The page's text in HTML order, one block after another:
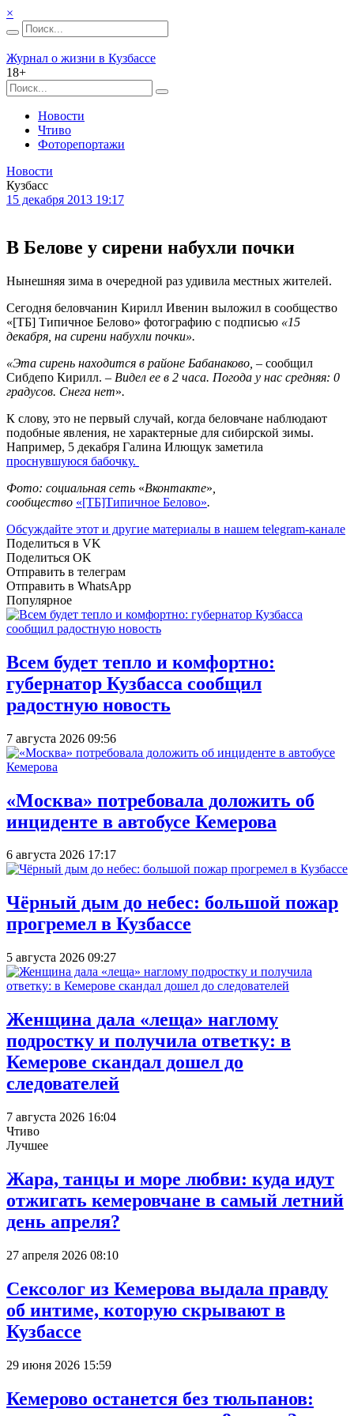
×
Журнал о жизни в Кузбассе
18+
Новости
Чтиво
Фоторепортажи
Новости
Кузбасс
15 декабря 2013 19:17
В Белове у сирени набухли почки
Нынешняя зима в очередной раз удивила местных жителей.
Сегодня беловчанин Кирилл Ивенин выложил в сообщество
«[ТБ] Типичное Белово» фотографию с подписью «15
декабря, на сирени набухли почки».
«Эта сирень находится в районе Бабанаково, – сообщил
Сибдепо Кирилл. – Видел ее в 2 часа. Погода у нас средняя: 0
градусов. Снега нет».
К слову, это не первый случай, когда беловчане наблюдают
подобные явления, не характерные для сибирской зимы.
Например, 5 декабря Галина Илющук заметила
проснувшуюся бабочку.
Фото: социальная сеть «Вконтакте»
сообщество «[ТБ]Типичное Белово».
Обсуждайте этот и другие материалы в нашем telegram-канале
Поделиться в VK
Поделиться OK
Отправить в телеграм
Отправить в WhatsApp
Популярное
Всем будет тепло и комфортно:
губернатор Кузбасса сообщил
радостную новость
7 августа 2026 09:56
«Москва» потребовала доложить об
инциденте в автобусе Кемерова
6 августа 2026 17:17
Чёрный дым до небес: большой пожар
прогремел в Кузбассе
5 августа 2026 09:27
Женщина дала «леща» наглому
подростку и получила ответку: в
Кемерове скандал дошел до
следователей
7 августа 2026 16:04
Чтиво
Лучшее
Жара, танцы и море любви: куда идут
отжигать кемеровчане в самый летний
день апреля?
27 апреля 2026 08:10
Сексолог из Кемерова выдала правду
об интиме, которую скрывают в
Кузбассе
29 июня 2026 15:59
Кемерово останется без тюльпанов: